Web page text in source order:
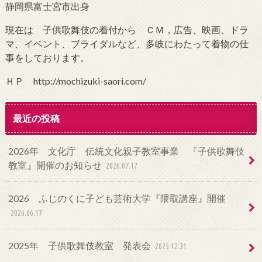
静岡県富士宮市出身
現在は 子供歌舞伎の着付から ＣＭ，広告、映画、ドラ
マ、イベント、ブライダルなど、多岐にわたって着物の仕
事をしております。
ＨＰ http://mochizuki-saori.com/
最近の投稿
2026年 文化庁 伝統文化親子教室事業 『子供歌舞伎
教室』開催のお知らせ 2026.07.17
2026 ふじのくに子ども芸術大学『隈取講座』開催
2026.06.17
2025年 子供歌舞伎教室 発表会 2025.12.31